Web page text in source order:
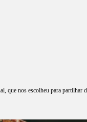
que nos escolheu para